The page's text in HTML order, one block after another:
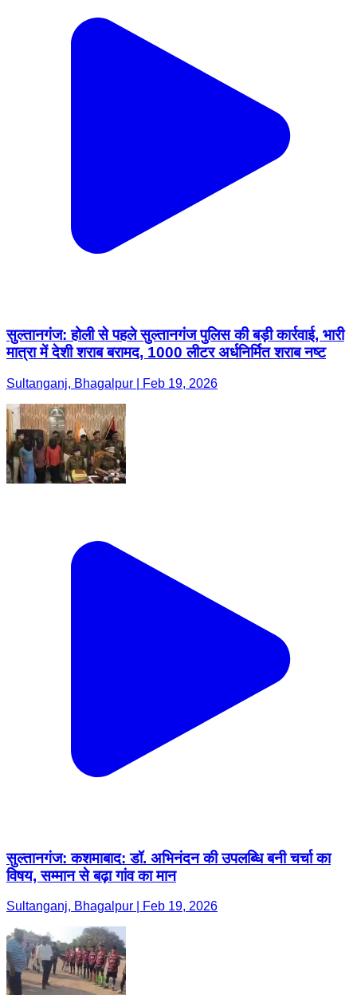
सुल्तानगंज: होली से पहले सुल्तानगंज पुलिस की बड़ी कार्रवाई, भारी
मात्रा में देशी शराब बरामद, 1000 लीटर अर्धनिर्मित शराब नष्ट
Sultanganj, Bhagalpur | Feb 19, 2026
सुल्तानगंज: कशमाबाद: डॉ. अभिनंदन की उपलब्धि बनी चर्चा का
विषय, सम्मान से बढ़ा गांव का मान
Sultanganj, Bhagalpur | Feb 19, 2026